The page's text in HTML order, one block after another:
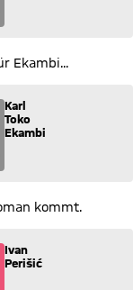
Ekambi...
Karl Toko Ekambi
Karl
Toko
Ekambi
kommt.
Ivan Perišić (14)
Ivan
Perišić